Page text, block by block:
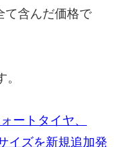
て含んだ価格で
ートタイヤ、
イズを新規追加発